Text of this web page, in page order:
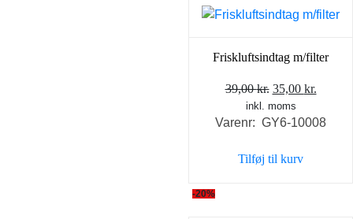
Friskluftsindtag m/filter
39,00kr. Den
oprindelige
pris
39,00 kr..
35,00 kr.
pris
inkl. moms
Varenr: GY6-10008
Tilføj til kurv
-20%